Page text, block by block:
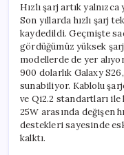
Hızlı şarj artık
Son yıllarda hızlı şarj
kaydedildi. Geçmişte
gördüğümüz yüksek
modellerde de yer
900 dolarlık Galaxy
sunabiliyor. Kablolu
ve Qi2.2 standartları ile
25W arasında değişen
destekleri sayesinde
kalktı.